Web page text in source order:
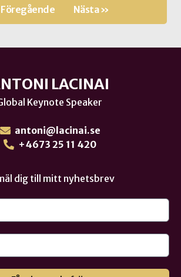
Nästa »
LACINAI
Keynote Speaker
antoni@lacinai.se
+4673 25 11 420
dig till mitt nyhetsbrev